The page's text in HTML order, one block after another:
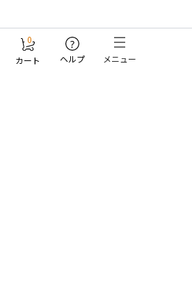
0
カート
?
ヘルプ メニュー